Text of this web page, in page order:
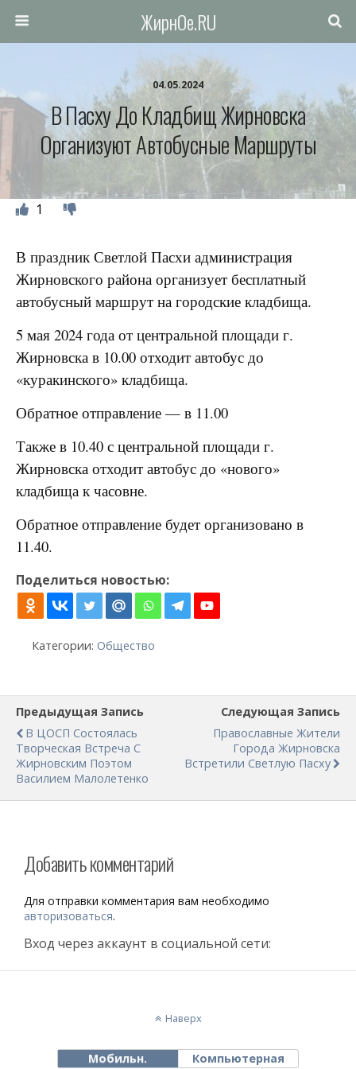
ЖирнОе.RU
04.05.2024
В Пасху До Кладбищ Жирновска
Организуют Автобусные Маршруты
1
В праздник Светлой Пасхи администрация
Жирновского района организует бесплатный
автобусный маршрут на городские кладбища.
5 мая 2024 года от центральной площади г.
Жирновска в 10.00 отходит автобус до
«куракинского» кладбища.
Обратное отправление — в 11.00
Также в 10.40 с центральной площади г.
Жирновска отходит автобус до «нового»
кладбища к часовне.
Обратное отправление будет организовано в
11.40.
Поделиться новостью:
Категории: Общество
Предыдущая Запись
В ЦОСП Состоялась
Творческая Встреча С
Жирновским Поэтом
Василием Малолетенко
Следующая Запись
Православные Жители
Города Жирновска
Встретили Светлую Пасху
Добавить комментарий
Для отправки комментария вам необходимо
авторизоваться.
Вход через аккаунт в социальной сети:
Наверх
Мобильн. Компьютерная